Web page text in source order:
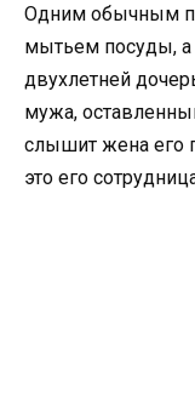
Одним обычным
мытьем посуды, а
двухлетней
мужа,
слышит жена его
это его